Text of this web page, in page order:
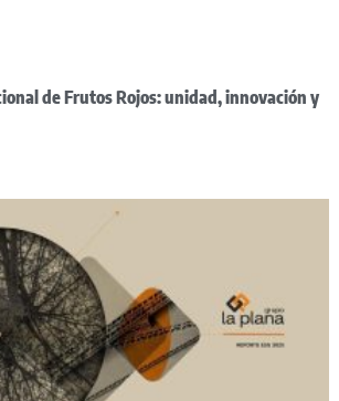
de Frutos Rojos: unidad, innovación y